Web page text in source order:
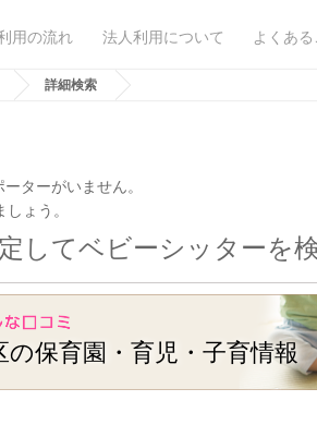
用の流れ 法人利用について よくあ
詳細検索
ターがいません。
ょう。
してベビーシッターを
の保育園・育児・子育情報